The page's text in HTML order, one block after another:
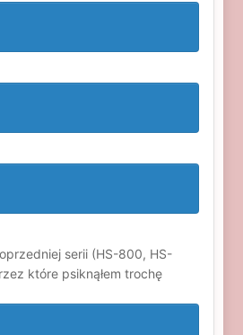
serii (HS-800, HS-
które psiknąłem trochę